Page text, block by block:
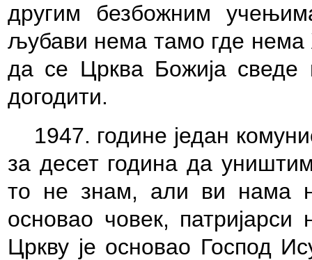
другим безбожним
љубави нема тамо где
да се Црква Божија
догодити.
1947. године један
за десет година да
то не знам, али ви нама
основао човек,
Цркву је основао Господ